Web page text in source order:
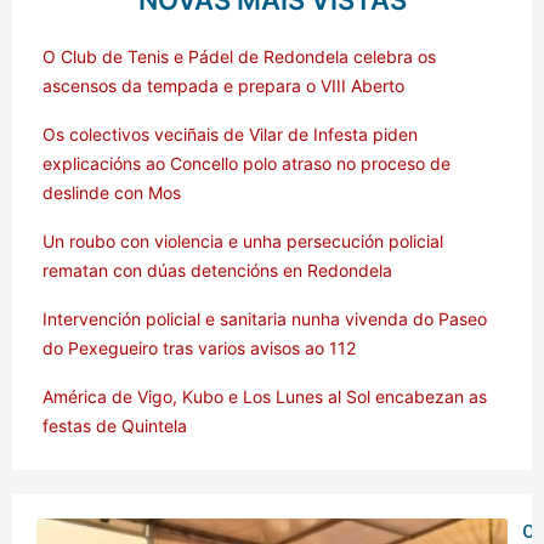
O Club de Tenis e Pádel de Redondela celebra os
ascensos da tempada e prepara o VIII Aberto
Os colectivos veciñais de Vilar de Infesta piden
explicacións ao Concello polo atraso no proceso de
deslinde con Mos
Un roubo con violencia e unha persecución policial
rematan con dúas detencións en Redondela
Intervención policial e sanitaria nunha vivenda do Paseo
do Pexegueiro tras varios avisos ao 112
América de Vigo, Kubo e Los Lunes al Sol encabezan as
festas de Quintela
O